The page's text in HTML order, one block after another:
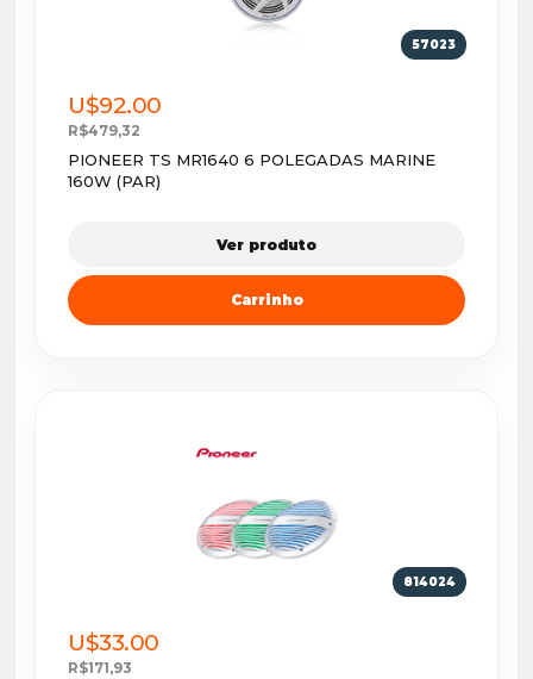
57023
U$92.00
R$479,32
PIONEER TS MR1640 6 POLEGADAS MARINE
160W (PAR)
Ver produto
Carrinho
814024
U$33.00
R$171,93